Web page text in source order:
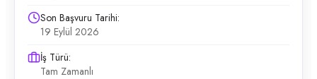
Son Başvuru Tarihi:
19 Eylül 2026
İş Türü:
Tam Zamanlı